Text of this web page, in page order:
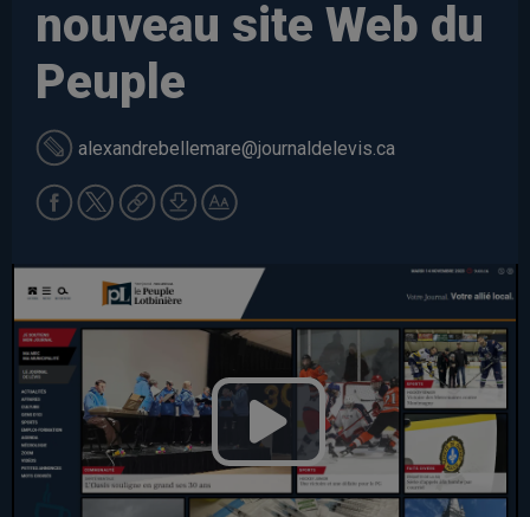
nouveau site Web du
Peuple
alexandrebellemare@journaldelevis.ca
Play